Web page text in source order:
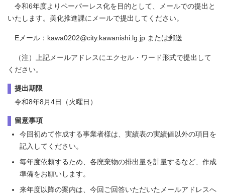
令和6年度よりペーパーレス化を目的として、メールでの提出と
いたします。美化推進課にメールで提出してください。
Eメール：kawa0202@city.kawanishi.lg.jp または郵送
（注）上記メールアドレスにエクセル・ワード形式で提出して
ください。
提出期限
令和8年8月4日（火曜日）
留意事項
今回初めて作成する事業者様は、実績表の実績値以外の項目を
記入してください。
毎年度依頼するため、各廃棄物の排出量を計量するなど、作成
準備をお願いします。
来年度以降の案内は、今回ご回答いただいたメールアドレスへ